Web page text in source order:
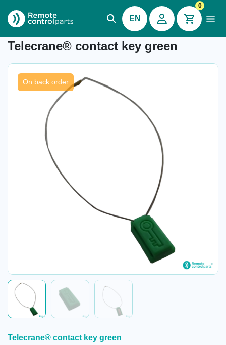
EN
0
Item number: 04.474
Telecrane® contact key green
On back order
Telecrane® contact key green